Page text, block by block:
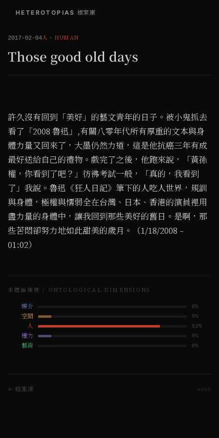
HETEROTOPIAS 檔案庫
2017-02-04人 ・ HUMAN
Those good old days
許久沒有回到「美好」的藝文青年的日子。被小鬼抓去
看了「2008 魯迅」,有關八零年代所有厚重的文本與身
體力量又回來了，大墨仍然力道，這是他抗癌三年有成
最好送給自己的禮物。戲完了之後，他跑來說，「黃孫
權，你看到了吧？」彷彿考試一般，「真的，我看到
了」我說。魯迅《狂人日記》筆下的人吃人世界，規訓
與身體，極權與懦弱全在台灣、日本、香港的演員裡用
盡力量的身體中，讓我回到那些美好的舊日。是啊，那
些苦悶卻努力地如此甜美的歲月。（1/18/2008 –
01:02）
本體論維度 / ONTOLOGICAL DIMENSIONS
媒介 0%
空間 9%
人 82%
權力 9%
藝術 0%
← 檔案庫 866